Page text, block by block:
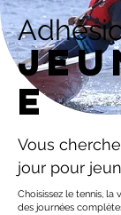
E
Vous
jour pour
Choisissez le tennis, la
des journées